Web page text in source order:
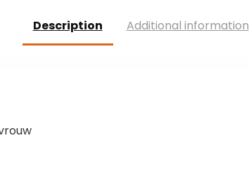
Description Additional information